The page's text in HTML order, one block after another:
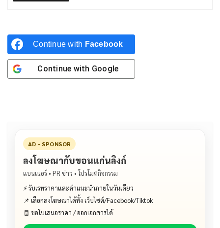
Continue with Facebook
Continue with Google
AD • SPONSOR
ลงโฆษณากับขอนแก่นลิงก์
แบนเนอร์ • PR ข่าว • โปรโมตกิจกรรม
⚡ รับเรทราคาและคำแนะนำภายในวันเดียว
📌 เลือกลงโฆษณาได้ทั้ง เว็บไซต์/Facebook/Tiktok
🧾 ขอใบเสนอราคา / ออกเอกสารได้